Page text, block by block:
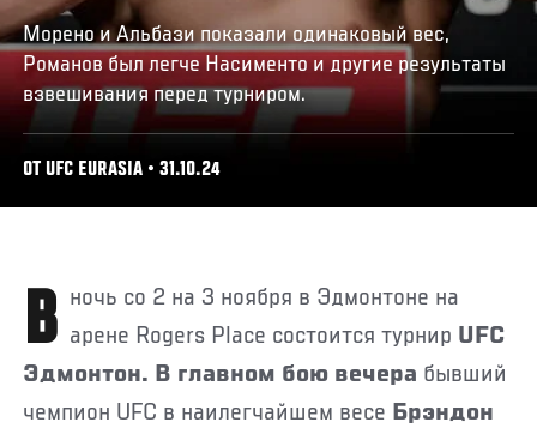
Морено и Альбази показали одинаковый вес,
Романов был легче Насименто и другие результаты
взвешивания перед турниром.
ОТ UFC EURASIA • 31.10.24
В ночь со 2 на 3 ноября в Эдмонтоне на арене Rogers Place состоится турнир UFC
Эдмонтон. В главном бою вечера бывший
чемпион UFC в наилегчайшем весе Брэндон